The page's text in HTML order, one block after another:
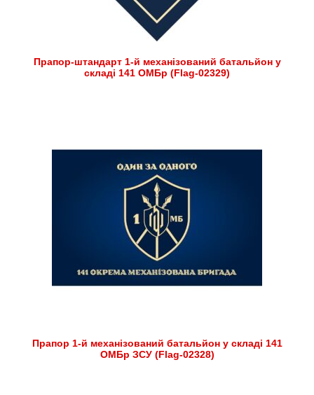
Прапор-штандарт 1-й механізований батальйон у
складі 141 ОМБр (Flag-02329)
Прапор 1-й механізований батальйон у складі 141
ОМБр ЗСУ (Flag-02328)